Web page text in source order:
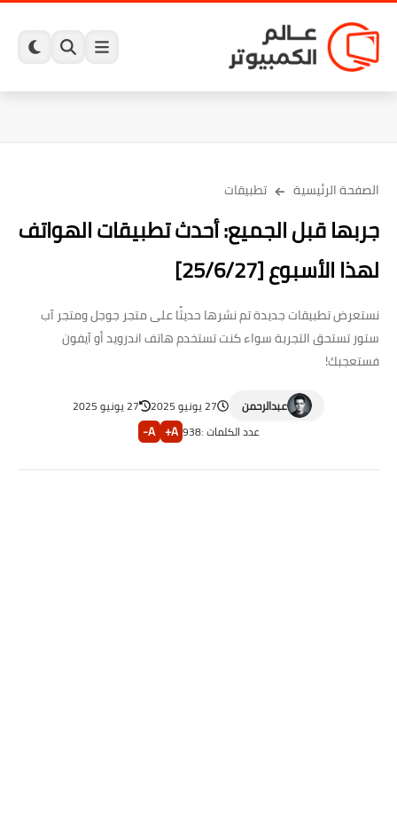
الصفحة الرئيسية تطبيقات
جربها قبل الجميع: أحدث تطبيقات الهواتف
لهذا الأسبوع [25/6/27]
نستعرض تطبيقات جديدة تم نشرها حديثًا على متجر جوجل ومتجر آب
ستور تستحق التجربة سواء كنت تستخدم هاتف اندرويد أو آيفون
فستعجبك!
عبدالرحمن 27 يونيو 2025
27 يونيو 2025
عدد الكلمات :938
A+
A-